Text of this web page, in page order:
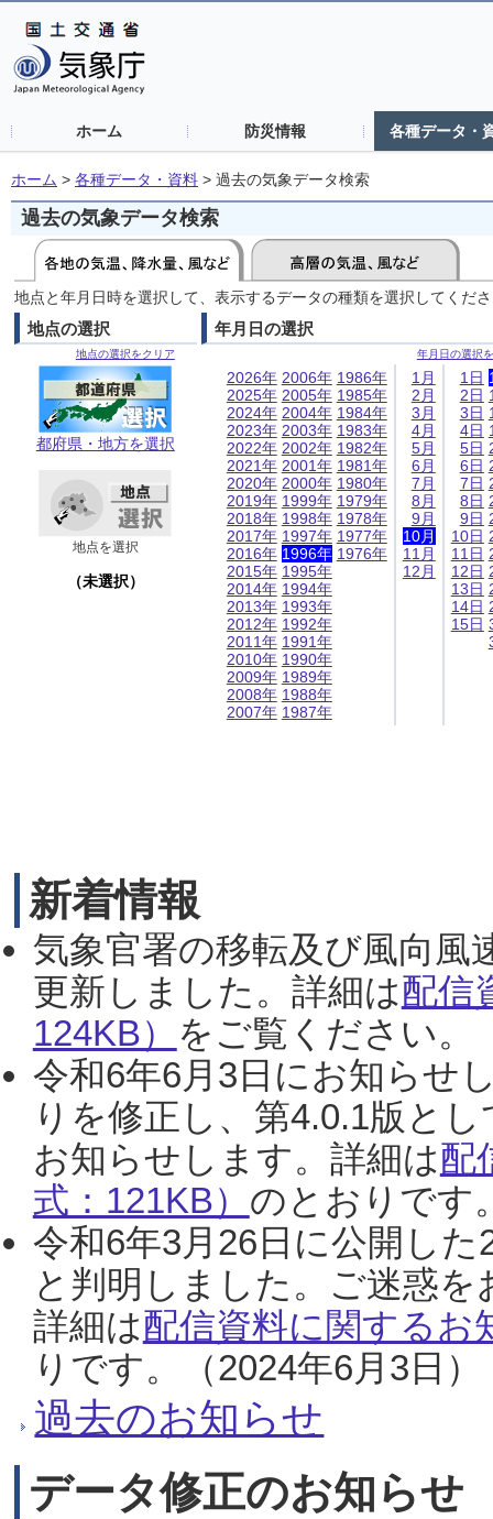
ホーム 防災情報 各種データ・
ホーム > 各種データ・資料 > 過去の気象データ検索
過去の気象データ検索
地点と年月日時を選択して、表示するデータの種類を選択してくだ
地点の選択
地点の選択をクリア
都府県・地方を選択
地点を選択
（未選択）
年月日の選択
年月日の選択
2026年
2025年
2024年
2023年
2022年
2021年
2020年
2019年
2018年
2017年
2016年
2015年
2014年
2013年
2012年
2011年
2010年
2009年
2008年
2007年
2006年
2005年
2004年
2003年
2002年
2001年
2000年
1999年
1998年
1997年
1996年
1995年
1994年
1993年
1992年
1991年
1990年
1989年
1988年
1987年
1986年
1985年
1984年
1983年
1982年
1981年
1980年
1979年
1978年
1977年
1976年
1月
2月
3月
4月
5月
6月
7月
8月
9月
10月
11月
12月
1日
2日
3日
4日
5日
6日
7日
8日
9日
10日
11日
12日
13日
14日
15日
新着情報
気象官署の移転及び風向風
更新しました。詳細は配信
124KB） をご覧ください。
令和6年6月3日にお知らせ
りを修正し、第4.0.1版と
お知らせします。詳細は配
式：121KB） のとおりです
令和6年3月26日に公開し
と判明しました。ご迷惑
詳細は配信資料に関するお
りです。（2024年6月3日）
過去のお知らせ
データ修正のお知らせ